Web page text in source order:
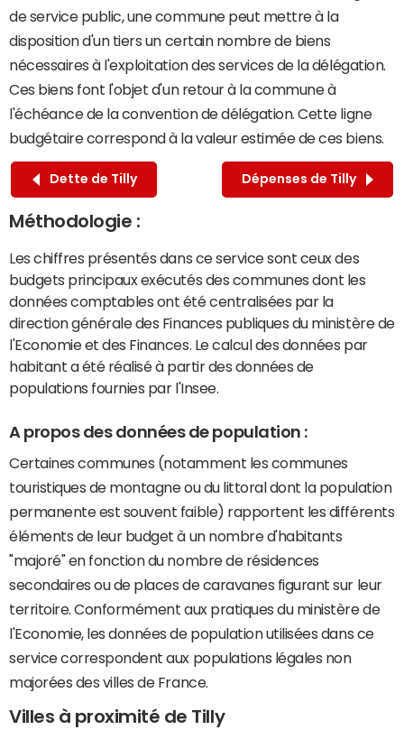
de service public, une commune peut mettre à la
disposition d'un tiers un certain nombre de biens
nécessaires à l'exploitation des services de la délégation.
Ces biens font l'objet d'un retour à la commune à
l'échéance de la convention de délégation. Cette ligne
budgétaire correspond à la valeur estimée de ces biens.
Dette de Tilly Dépenses de Tilly
Méthodologie :
Les chiffres présentés dans ce service sont ceux des
budgets principaux exécutés des communes dont les
données comptables ont été centralisées par la
direction générale des Finances publiques du ministère de
l'Economie et des Finances. Le calcul des données par
habitant a été réalisé à partir des données de
populations fournies par l'Insee.
A propos des données de population :
Certaines communes (notamment les communes
touristiques de montagne ou du littoral dont la population
permanente est souvent faible) rapportent les différents
éléments de leur budget à un nombre d'habitants
"majoré" en fonction du nombre de résidences
secondaires ou de places de caravanes figurant sur leur
territoire. Conformément aux pratiques du ministère de
l'Economie, les données de population utilisées dans ce
service correspondent aux populations légales non
majorées des villes de France.
Villes à proximité de Tilly